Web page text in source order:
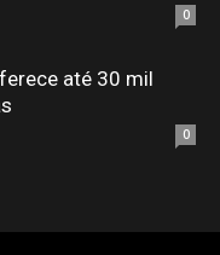
0
até 30 mil
0